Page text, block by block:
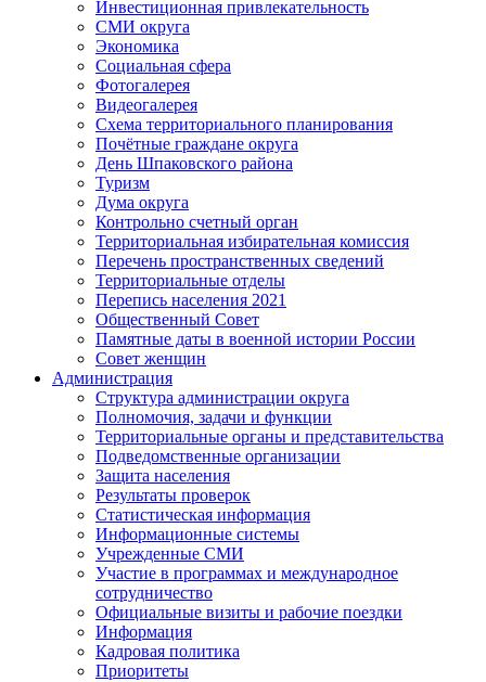
Инвестиционная привлекательность
СМИ округа
Экономика
Социальная сфера
Фотогалерея
Видеогалерея
Схема территориального планирования
Почётные граждане округа
День Шпаковского района
Туризм
Дума округа
Контрольно счетный орган
Территориальная избирательная комиссия
Перечень пространственных сведений
Территориальные отделы
Перепись населения 2021
Общественный Совет
Памятные даты в военной истории России
Совет женщин
Администрация
Структура администрации округа
Полномочия, задачи и функции
Территориальные органы и представительства
Подведомственные организации
Защита населения
Результаты проверок
Статистическая информация
Информационные системы
Учрежденные СМИ
Участие в программах и международное
сотрудничество
Официальные визиты и рабочие поездки
Информация
Кадровая политика
Приоритеты